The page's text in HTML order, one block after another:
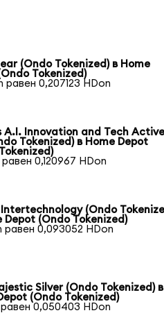
(Ondo Tokenized) в Home
Tokenized)
равен 0,207123 HDon
A.I. Innovation and Tech Active
Tokenized) в Home Depot
равен 0,120967 HDon
(Ondo
Depot (Ondo Tokenized)
равен 0,093052 HDon
Silver (Ondo Tokenized) в
(Ondo Tokenized)
равен 0,050403 HDon